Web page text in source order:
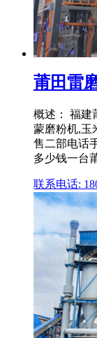
莆田雷
概述： 福建
蒙磨粉机,玉
售二部电话
多少钱一台
联系电话: